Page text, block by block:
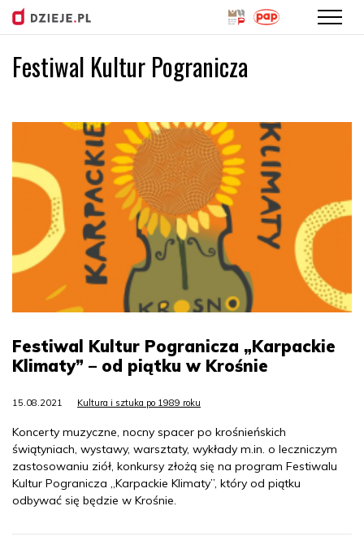
Przejdź
do
Festiwal Kultur Pogranicza
Festiwal Kultur Pogranicza „Karpackie
Klimaty” – od piątku w Krośnie
15.08.2021 Kultura i sztuka po 1989 roku
Koncerty muzyczne, nocny spacer po krośnieńskich
świątyniach, wystawy, warsztaty, wykłady m.in. o leczniczym
zastosowaniu ziół, konkursy złożą się na program Festiwalu
Kultur Pogranicza „Karpackie Klimaty”, który od piątku
odbywać się będzie w Krośnie.